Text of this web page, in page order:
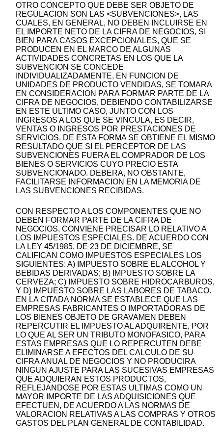
OTRO CONCEPTO QUE DEBE SER OBJETO DE
REGULACION SON LAS <SUBVENCIONES>, LAS
CUALES, EN GENERAL, NO DEBEN INCLUIRSE EN
EL IMPORTE NETO DE LA CIFRA DE NEGOCIOS, SI
BIEN PARA CASOS EXCEPCIONALES, QUE SE
PRODUCEN EN EL MARCO DE ALGUNAS
ACTIVIDADES CONCRETAS EN LOS QUE LA
SUBVENCION SE CONCEDE
INDIVIDUALIZADAMENTE, EN FUNCION DE
UNIDADES DE PRODUCTO VENDIDAS, SE TOMARA
EN CONSIDERACION PARA FORMAR PARTE DE LA
CIFRA DE NEGOCIOS, DEBIENDO CONTABILIZARSE
EN ESTE ULTIMO CASO, JUNTO CON LOS
INGRESOS A LOS QUE SE VINCULA, ES DECIR,
VENTAS O INGRESOS POR PRESTACIONES DE
SERVICIOS. DE ESTA FORMA SE OBTIENE EL MISMO
RESULTADO QUE SI EL PERCEPTOR DE LAS
SUBVENCIONES FUERA EL COMPRADOR DE LOS
BIENES O SERVICIOS CUYO PRECIO ESTA
SUBVENCIONADO. DEBERA, NO OBSTANTE,
FACILITARSE INFORMACION EN LA MEMORIA DE
LAS SUBVENCIONES RECIBIDAS.
CON RESPECTO A LOS COMPONENTES QUE NO
DEBEN FORMAR PARTE DE LA CIFRA DE
NEGOCIOS, CONVIENE PRECISAR LO RELATIVO A
LOS IMPUESTOS ESPECIALES. DE ACUERDO CON
LA LEY 45/1985, DE 23 DE DICIEMBRE, SE
CALIFICAN COMO IMPUESTOS ESPECIALES LOS
SIGUIENTES: A) IMPUESTO SOBRE EL ALCOHOL Y
BEBIDAS DERIVADAS; B) IMPUESTO SOBRE LA
CERVEZA; C) IMPUESTO SOBRE HIDROCARBUROS,
Y D) IMPUESTO SOBRE LAS LABORES DE TABACO.
EN LA CITADA NORMA SE ESTABLECE QUE LAS
EMPRESAS FABRICANTES O IMPORTADORAS DE
LOS BIENES OBJETO DE GRAVAMEN DEBEN
REPERCUTIR EL IMPUESTO AL ADQUIRENTE, POR
LO QUE AL SER UN TRIBUTO MONOFASICO, PARA
ESTAS EMPRESAS QUE LO REPERCUTEN DEBE
ELIMINARSE A EFECTOS DEL CALCULO DE SU
CIFRA ANUAL DE NEGOCIOS Y NO PRODUCIRA
NINGUN AJUSTE PARA LAS SUCESIVAS EMPRESAS
QUE ADQUIERAN ESTOS PRODUCTOS,
REFLEJANDOSE POR ESTAS ULTIMAS COMO UN
MAYOR IMPORTE DE LAS ADQUISICIONES QUE
EFECTUEN, DE ACUERDO A LAS NORMAS DE
VALORACION RELATIVAS A LAS COMPRAS Y OTROS
GASTOS DEL PLAN GENERAL DE CONTABILIDAD.